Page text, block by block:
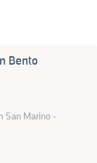
Bento
San Marino -